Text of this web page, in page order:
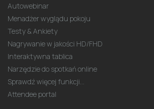
Autowebinar
Menadżer wyglądu pokoju
Testy & Ankiety
Nagrywanie w jakości HD/FHD
Interaktywna tablica
Narzędzie do spotkań online
Sprawdź więcej funkcji...
Attendee portal